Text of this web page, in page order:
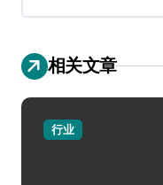
相关文章
行业